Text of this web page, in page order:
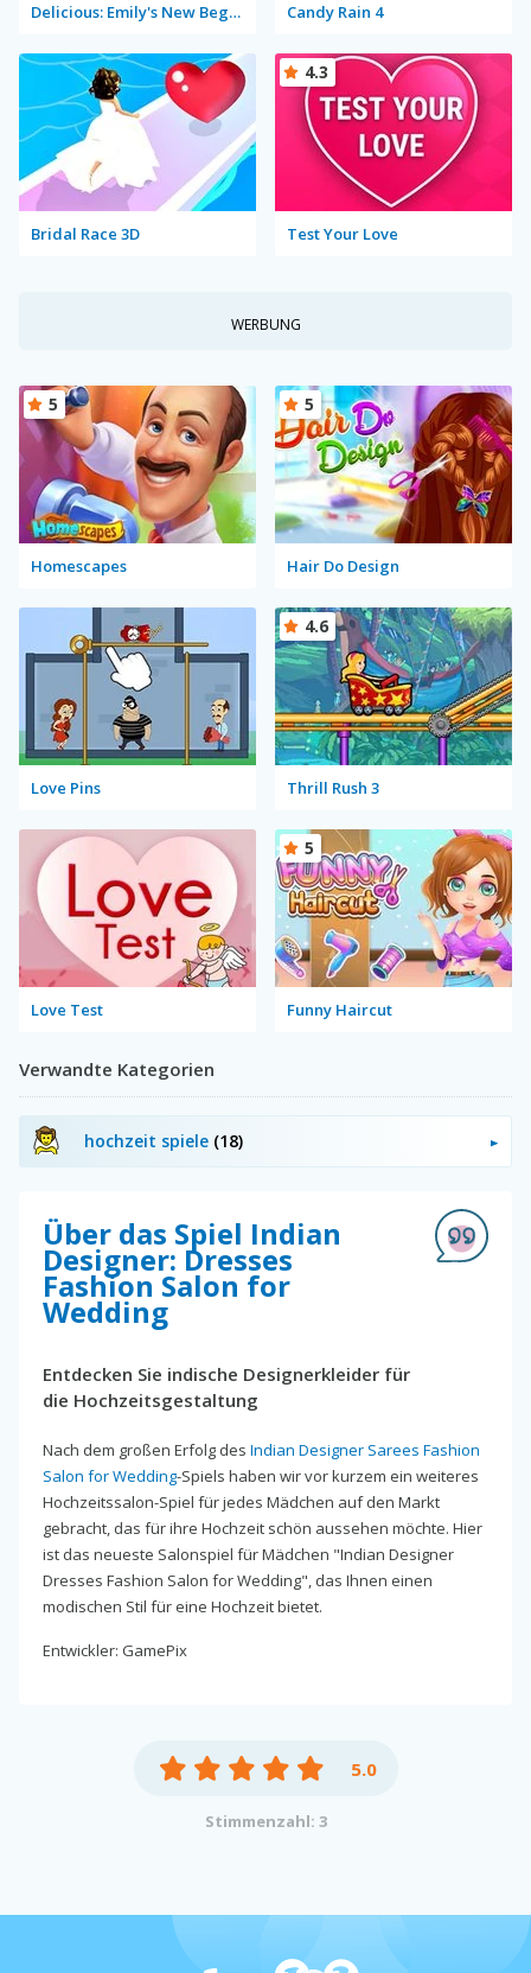
Delicious: Emily's New Beginning Candy Rain 4
Bridal Race 3D Test Your Love
4.3
WERBUNG
Homescapes
5
Hair Do Design
5
Love Pins Thrill Rush 3
4.6
Love Test Funny Haircut
5
Verwandte Kategorien
hochzeit spiele (18)
Über das Spiel Indian
Designer: Dresses
Fashion Salon for
Wedding
Entdecken Sie indische Designerkleider für
die Hochzeitsgestaltung
Nach dem großen Erfolg des Indian Designer Sarees Fashion
Salon for Wedding-Spiels haben wir vor kurzem ein weiteres
Hochzeitssalon-Spiel für jedes Mädchen auf den Markt
gebracht, das für ihre Hochzeit schön aussehen möchte. Hier
ist das neueste Salonspiel für Mädchen "Indian Designer
Dresses Fashion Salon for Wedding", das Ihnen einen
modischen Stil für eine Hochzeit bietet.
Entwickler: GamePix
5.0
Stimmenzahl: 3